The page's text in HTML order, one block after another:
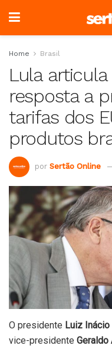
Home Brasil
Lula
resposta a
tarifas dos
produtos
por Sertão Online
O presidente Luiz
vice-presidente Geraldo